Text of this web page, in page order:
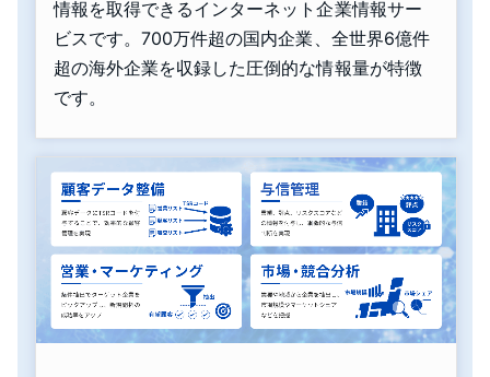
情報を取得できるインターネット企業情報サー
ビスです。700万件超の国内企業、全世界6億件
超の海外企業を収録した圧倒的な情報量が特徴
です。